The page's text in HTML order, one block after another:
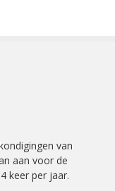
van
aan voor de
keer per jaar.